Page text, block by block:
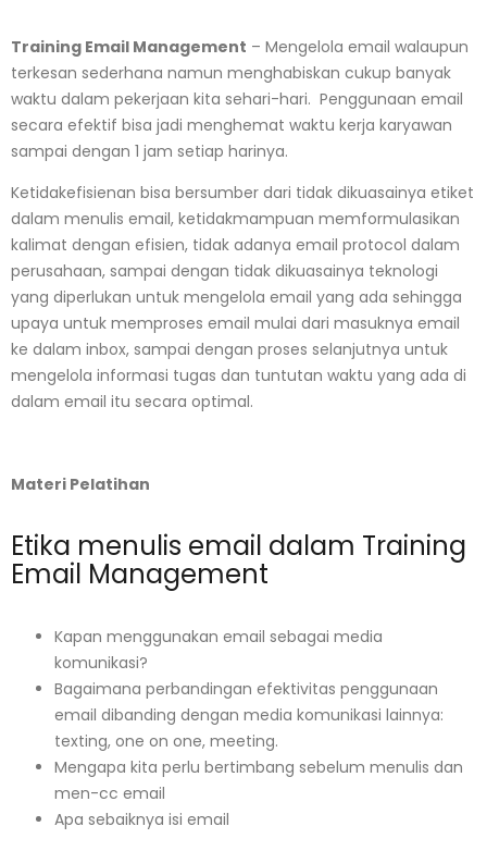
Training Email Management – Mengelola email walaupun
terkesan sederhana namun menghabiskan cukup banyak
waktu dalam pekerjaan kita sehari-hari. Penggunaan email
secara efektif bisa jadi menghemat waktu kerja karyawan
sampai dengan 1 jam setiap harinya.
Ketidakefisienan bisa bersumber dari tidak dikuasainya etiket
dalam menulis email, ketidakmampuan memformulasikan
kalimat dengan efisien, tidak adanya email protocol dalam
perusahaan, sampai dengan tidak dikuasainya teknologi
yang diperlukan untuk mengelola email yang ada sehingga
upaya untuk memproses email mulai dari masuknya email
ke dalam inbox, sampai dengan proses selanjutnya untuk
mengelola informasi tugas dan tuntutan waktu yang ada di
dalam email itu secara optimal.
Materi Pelatihan
Etika menulis email dalam Training
Email Management
Kapan menggunakan email sebagai media
komunikasi?
Bagaimana perbandingan efektivitas penggunaan
email dibanding dengan media komunikasi lainnya:
texting, one on one, meeting.
Mengapa kita perlu bertimbang sebelum menulis dan
men-cc email
Apa sebaiknya isi email